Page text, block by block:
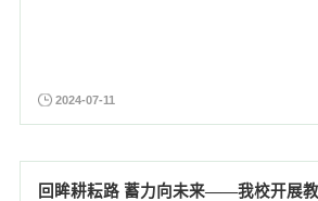
2024-07-11
回眸耕耘路 蓄力向未来——我校开展